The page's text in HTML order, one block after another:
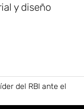
y diseño
del RBI ante el